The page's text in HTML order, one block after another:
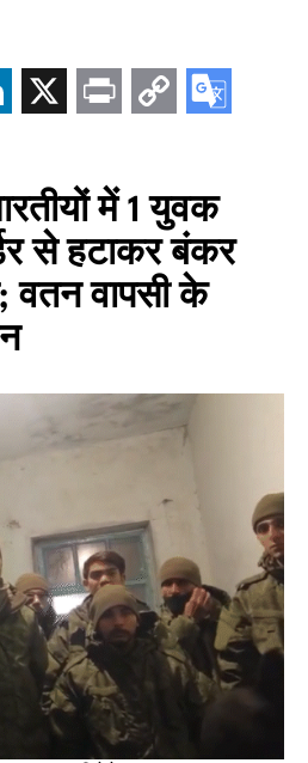
में 1 युवक
से हटाकर बंकर
वतन वापसी के